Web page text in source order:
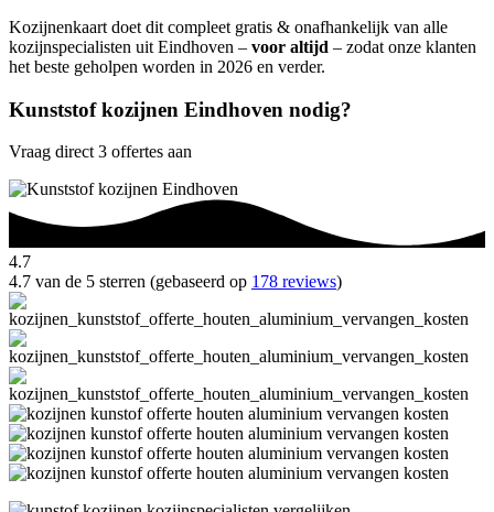
Kozijnenkaart doet dit compleet gratis & onafhankelijk van alle
kozijnspecialisten uit Eindhoven – voor altijd – zodat onze klanten
het beste geholpen worden in 2026 en verder.
Kunststof kozijnen Eindhoven nodig?
Vraag direct 3 offertes aan
4.7
4.7 van de 5 sterren (gebaseerd op 178 reviews)